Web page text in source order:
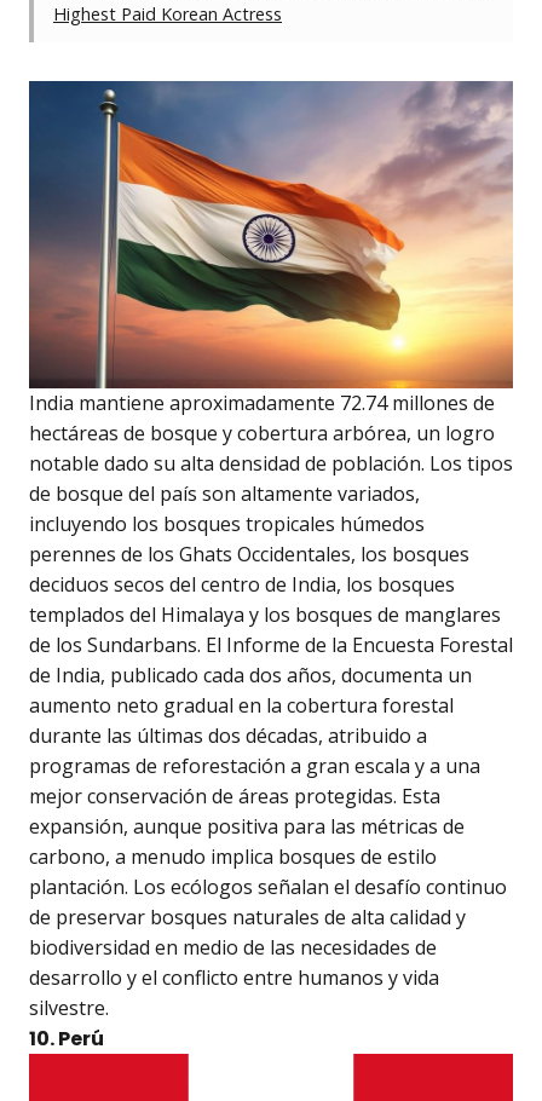
Highest Paid Korean Actress
India mantiene aproximadamente 72.74 millones de
hectáreas de bosque y cobertura arbórea, un logro
notable dado su alta densidad de población. Los tipos
de bosque del país son altamente variados,
incluyendo los bosques tropicales húmedos
perennes de los Ghats Occidentales, los bosques
deciduos secos del centro de India, los bosques
templados del Himalaya y los bosques de manglares
de los Sundarbans. El Informe de la Encuesta Forestal
de India, publicado cada dos años, documenta un
aumento neto gradual en la cobertura forestal
durante las últimas dos décadas, atribuido a
programas de reforestación a gran escala y a una
mejor conservación de áreas protegidas. Esta
expansión, aunque positiva para las métricas de
carbono, a menudo implica bosques de estilo
plantación. Los ecólogos señalan el desafío continuo
de preservar bosques naturales de alta calidad y
biodiversidad en medio de las necesidades de
desarrollo y el conflicto entre humanos y vida
silvestre.
10. Perú